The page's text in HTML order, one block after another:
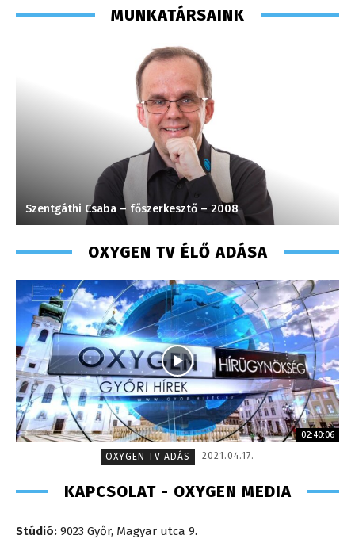
MUNKATÁRSAINK
Süli Gabriella – sales manager – 2013
OXYGEN TV ÉLŐ ADÁSA
02:40:06
OXYGEN TV ADÁS
2021.04.17.
KAPCSOLAT - OXYGEN MEDIA
Stúdió: 9023 Győr, Magyar utca 9.